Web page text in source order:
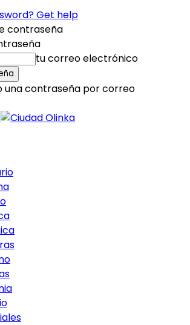
Get help
contraseña
tu correo electrónico
una contraseña por correo